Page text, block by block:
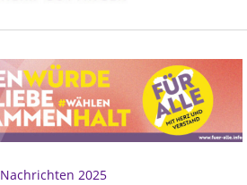
Nachrichten 2025